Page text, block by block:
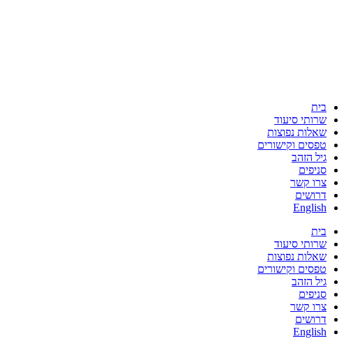
בית
שרותי סיעוד
שאלות נפוצות
טפסים וקישורים
גיל הזהב
סניפים
צרו קשר
דרושים
English
בית
שרותי סיעוד
שאלות נפוצות
טפסים וקישורים
גיל הזהב
סניפים
צרו קשר
דרושים
English